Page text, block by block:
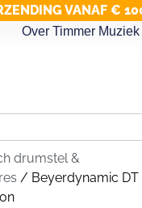
VANAF €
Over Timmer
drumstel &
/ Beyerdynamic DT